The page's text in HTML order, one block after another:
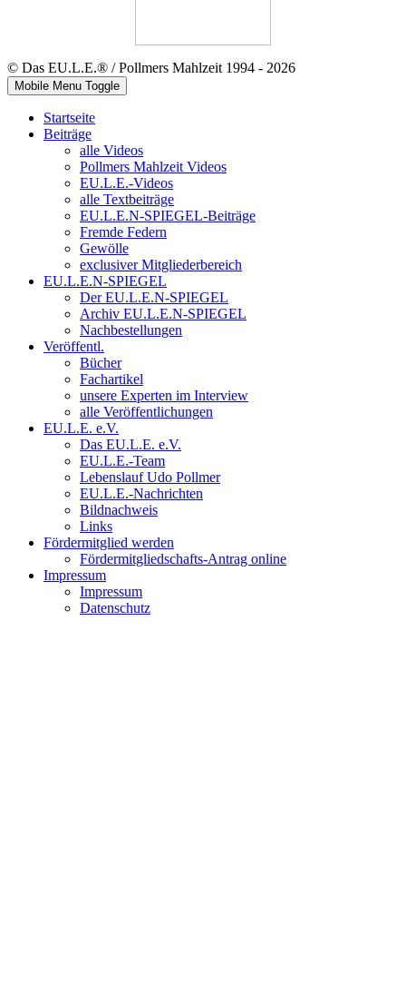
© Das EU.L.E.® / Pollmers Mahlzeit 1994 - 2026
Mobile Menu Toggle
Startseite
Beiträge
alle Videos
Pollmers Mahlzeit Videos
EU.L.E.-Videos
alle Textbeiträge
EU.L.E.N-SPIEGEL-Beiträge
Fremde Federn
Gewölle
exclusiver Mitgliederbereich
EU.L.E.N-SPIEGEL
Der EU.L.E.N-SPIEGEL
Archiv EU.L.E.N-SPIEGEL
Nachbestellungen
Veröffentl.
Bücher
Fachartikel
unsere Experten im Interview
alle Veröffentlichungen
EU.L.E. e.V.
Das EU.L.E. e.V.
EU.L.E.-Team
Lebenslauf Udo Pollmer
EU.L.E.-Nachrichten
Bildnachweis
Links
Fördermitglied werden
Fördermitgliedschafts-Antrag online
Impressum
Impressum
Datenschutz